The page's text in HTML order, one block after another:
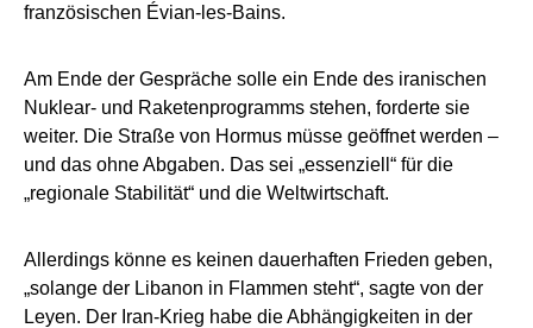
französischen Évian-les-Bains.
Am Ende der Gespräche solle ein Ende des iranischen
Nuklear- und Raketenprogramms stehen, forderte sie
weiter. Die Straße von Hormus müsse geöffnet werden –
und das ohne Abgaben. Das sei „essenziell“ für die
„regionale Stabilität“ und die Weltwirtschaft.
Allerdings könne es keinen dauerhaften Frieden geben,
„solange der Libanon in Flammen steht“, sagte von der
Leyen. Der Iran-Krieg habe die Abhängigkeiten in der